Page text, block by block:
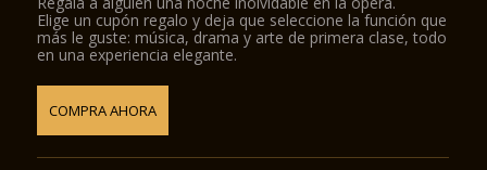
Elige un cupón regalo y deja que seleccione la función que
más le guste: música, drama y arte de primera clase, todo
en una experiencia elegante.
COMPRA AHORA